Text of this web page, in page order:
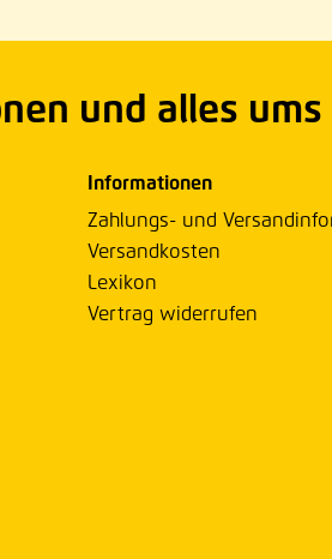
und alles ums
Informationen
Zahlungs- und
Versandkosten
Lexikon
Vertrag widerrufen